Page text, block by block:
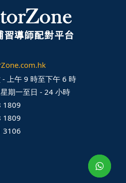
- 上午 9 時至下午 6 時
期一至日 - 24 小時
1809
1809
3106